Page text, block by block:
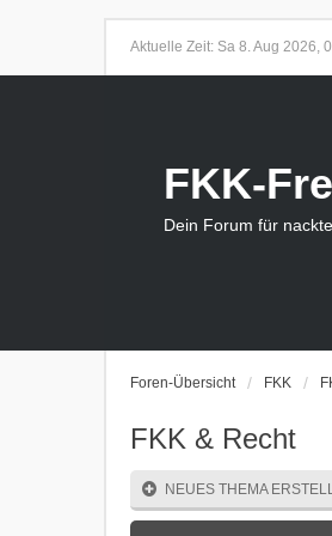
Aktuelle Zeit: Sa 8. Aug 2026,
FKK-
Dein Forum für
Foren-Übersicht FKK
FKK & Recht
NEUES THEMA